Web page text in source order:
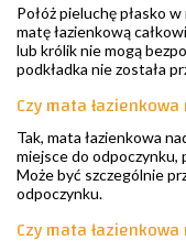
Połóż pieluchę płasko
matę łazienkową
lub królik nie mogą
podkładka nie została
Czy mata
Tak, mata łazienkowa
miejsce do odpoczynku,
Może być szczególnie
odpoczynku.
Czy mata